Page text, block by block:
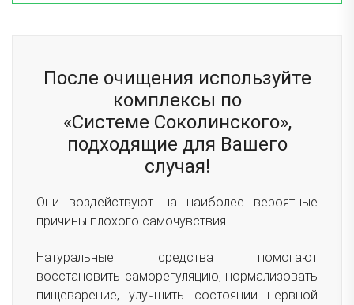
После очищения используйте
комплексы по
«Системе Соколинского»,
подходящие для Вашего
случая!
Они воздействуют на наиболее вероятные
причины плохого самочувствия.
Натуральные средства помогают
восстановить саморегуляцию, нормализовать
пищеварение, улучшить состоянии нервной